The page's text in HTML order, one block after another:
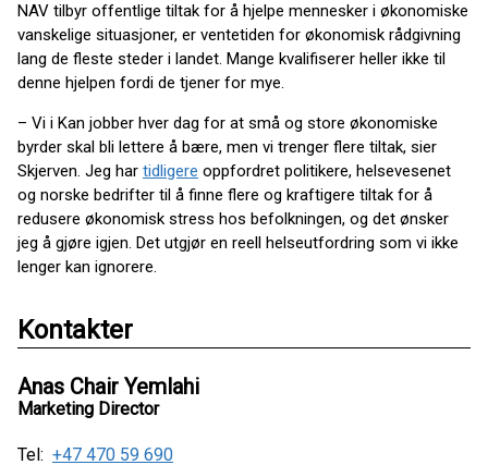
NAV tilbyr offentlige tiltak for å hjelpe mennesker i økonomiske
vanskelige situasjoner, er ventetiden for økonomisk rådgivning
lang de fleste steder i landet. Mange kvalifiserer heller ikke til
denne hjelpen fordi de tjener for mye.
– Vi i Kan jobber hver dag for at små og store økonomiske
byrder skal bli lettere å bære, men vi trenger flere tiltak, sier
Skjerven. Jeg har tidligere oppfordret politikere, helsevesenet
og norske bedrifter til å finne flere og kraftigere tiltak for å
redusere økonomisk stress hos befolkningen, og det ønsker
jeg å gjøre igjen. Det utgjør en reell helseutfordring som vi ikke
lenger kan ignorere.
Kontakter
Anas Chair Yemlahi
Marketing Director
Tel: +47 470 59 690